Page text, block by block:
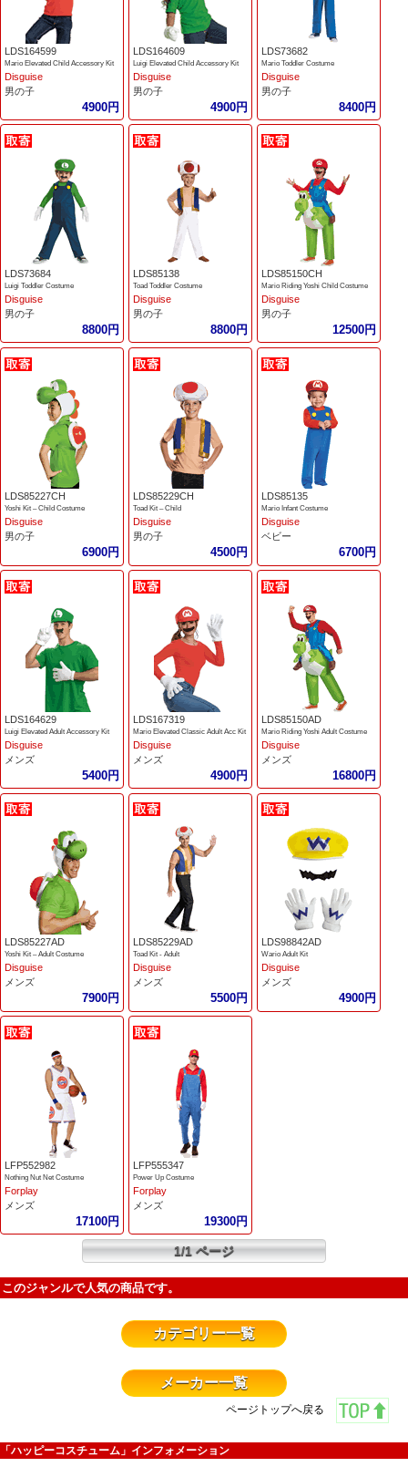
LDS164599
Mario Elevated Child Accessory Kit
Disguise
男の子
4900円
LDS164609
Luigi Elevated Child Accessory Kit
Disguise
男の子
4900円
LDS73682
Mario Toddler Costume
Disguise
男の子
8400円
LDS73684
Luigi Toddler Costume
Disguise
男の子
8800円
LDS85138
Toad Toddler Costume
Disguise
男の子
8800円
LDS85150CH
Mario Riding Yoshi Child Costume
Disguise
男の子
12500円
LDS85227CH
Yoshi Kit – Child Costume
Disguise
男の子
6900円
LDS85229CH
Toad Kit – Child
Disguise
男の子
4500円
LDS85135
Mario Infant Costume
Disguise
ベビー
6700円
LDS164629
Luigi Elevated Adult Accessory Kit
Disguise
メンズ
5400円
LDS167319
Mario Elevated Classic Adult Acc Kit
Disguise
メンズ
4900円
LDS85150AD
Mario Riding Yoshi Adult Costume
Disguise
メンズ
16800円
LDS85227AD
Yoshi Kit – Adult Costume
Disguise
メンズ
7900円
LDS85229AD
Toad Kit - Adult
Disguise
メンズ
5500円
LDS98842AD
Wario Adult Kit
Disguise
メンズ
4900円
LFP552982
Nothing Nut Net Costume
Forplay
メンズ
17100円
LFP555347
Power Up Costume
Forplay
メンズ
19300円
1/1 ページ
このジャンルで人気の商品です。
カテゴリー一覧
メーカー一覧
ページトップへ戻る
「ハッピーコスチューム」インフォメーション